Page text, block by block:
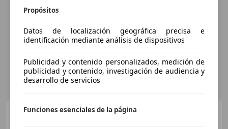
Volkswagen Passat
Propósitos
Datos de localización geográfica precisa e
identificación mediante análisis de dispositivos
Publicidad y contenido personalizados, medición de
publicidad y contenido, investigación de audiencia y
desarrollo de servicios
Funciones esenciales de la página